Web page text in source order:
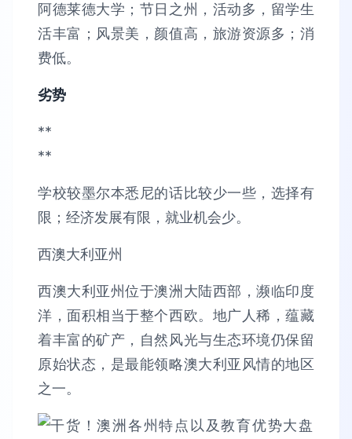
阿德莱德大学；节日之州，活动多，留学生
活丰富；风景美，颜值高，旅游资源多；消
费低。
劣势
**
**
学校较墨尔本悉尼的话比较少一些，选择有
限；经济发展有限，就业机会少。
西澳大利亚州
西澳大利亚州位于澳洲大陆西部，濒临印度
洋，面积相当于整个西欧。地广人稀，蕴藏
着丰富的矿产，自然风光与生态环境仍保留
原始状态，是最能领略澳大利亚风情的地区
之一。